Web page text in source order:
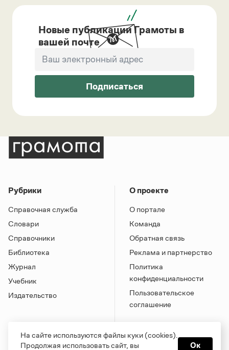
Новые публикации Грамоты в
вашей почте
Подписаться
Рубрики
Справочная служба
Словари
Справочники
Библиотека
Журнал
Учебник
Издательство
О проекте
О портале
Команда
Обратная связь
Реклама и партнерство
Политика
конфиденциальности
Пользовательское
соглашение
На сайте используются файлы куки (cookies).
Продолжая использовать сайт, вы
Ок